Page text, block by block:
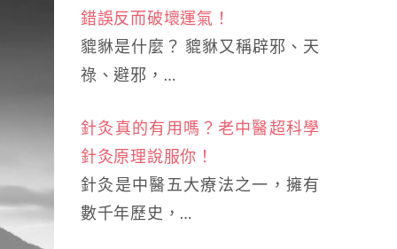
錯誤反而破壞運氣！
貔貅是什麼？ 貔貅又稱辟邪、天
祿、避邪，…
針灸真的有用嗎？老中醫超科學
針灸原理說服你！
針灸是中醫五大療法之一，擁有
數千年歷史，…